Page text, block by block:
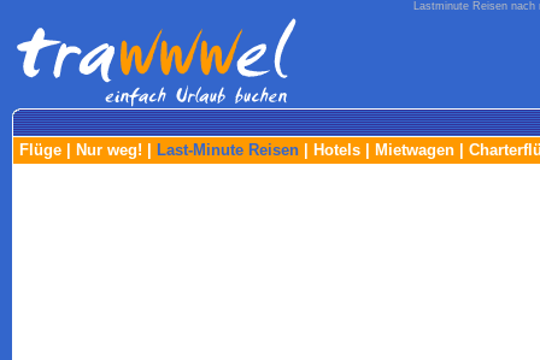
Lastminute Reisen
Flüge Nur weg! Last-Minute Reisen Hotels Mietwagen